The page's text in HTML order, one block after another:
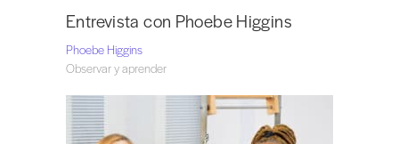
Entrevista con Phoebe Higgins
Phoebe Higgins
Observar y aprender